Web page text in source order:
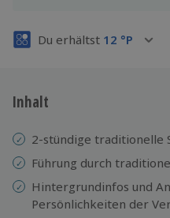
Du erhältst 12 °P
Inhalt
2-stündige traditionelle
Führung durch
Hintergrundinfos und
Persönlichkeiten der